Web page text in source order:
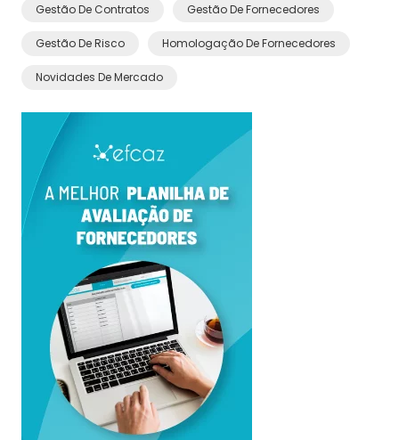
Gestão De Contratos Gestão De Fornecedores
Gestão De Risco Homologação De Fornecedores
Novidades De Mercado